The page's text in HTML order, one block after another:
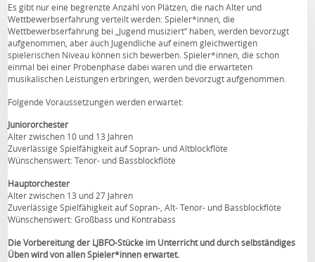
Es gibt nur eine begrenzte Anzahl von Plätzen, die nach Alter und
Wettbewerbserfahrung verteilt werden: Spieler*innen, die
Wettbewerbserfahrung bei „Jugend musiziert“ haben, werden bevorzugt
aufgenommen, aber auch Jugendliche auf einem gleichwertigen
spielerischen Niveau können sich bewerben. Spieler*innen, die schon
einmal bei einer Probenphase dabei waren und die erwarteten
musikalischen Leistungen erbringen, werden bevorzugtaufgenommen.
Folgende Voraussetzungen werden erwartet:
Juniororchester
Alter zwischen 10 und 13 Jahren
Zuverlässige Spielfähigkeit auf Sopran- und Altblockflöte
Wünschenswert: Tenor- und Bassblockflöte
Hauptorchester
Alter zwischen 13 und 27 Jahren
Zuverlässige Spielfähigkeit auf Sopran-, Alt- Tenor- und Bassblockflöte
Wünschenswert: Großbass und Kontrabass
Die Vorbereitung der LJBFO-Stücke im Unterricht und durch selbständiges
Üben wird von allen Spieler*innen erwartet.